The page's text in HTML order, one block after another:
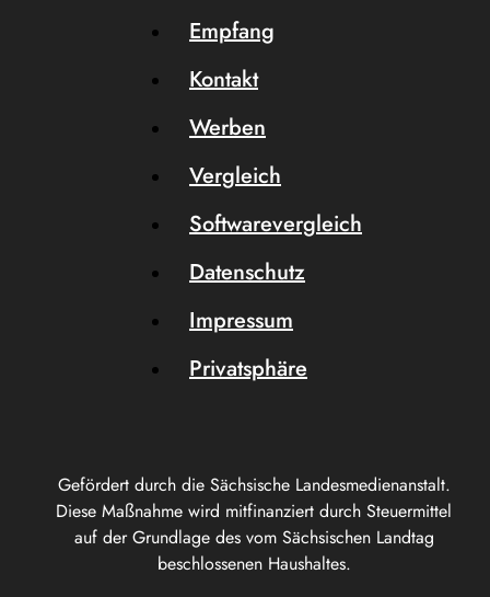
Gefördert durch die Sächsische Landesmedienanstalt.
Diese Maßnahme wird mitfinanziert durch Steuermittel
auf der Grundlage des vom Sächsischen Landtag
beschlossenen Haushaltes.
Empfang
Kontakt
Werben
Vergleich
Softwarevergleich
Datenschutz
Impressum
Privatsphäre